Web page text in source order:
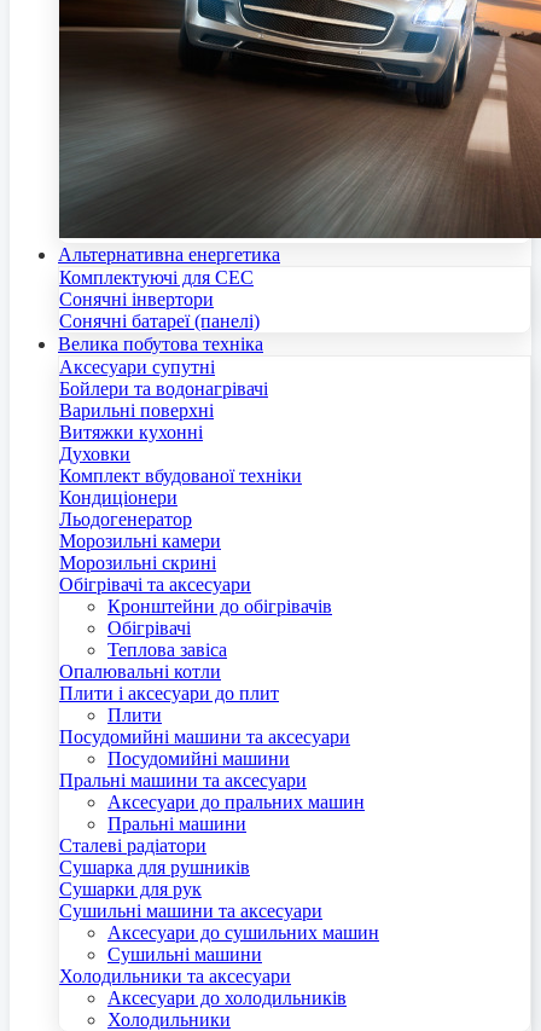
Альтернативна енергетика
Комплектуючі для СЕС
Сонячні інвертори
Сонячні батареї (панелі)
Велика побутова техніка
Аксесуари супутні
Бойлери та водонагрівачі
Варильні поверхні
Витяжки кухонні
Духовки
Комплект вбудованої техніки
Кондиціонери
Льодогенератор
Морозильні камери
Морозильні скрині
Обігрівачі та аксесуари
Кронштейни до обігрівачів
Обігрівачі
Теплова завіса
Опалювальні котли
Плити і аксесуари до плит
Плити
Посудомийні машини та аксесуари
Посудомийні машини
Пральні машини та аксесуари
Аксесуари до пральних машин
Пральні машини
Сталеві радіатори
Сушарка для рушників
Сушарки для рук
Сушильні машини та аксесуари
Аксесуари до сушильних машин
Сушильні машини
Холодильники та аксесуари
Аксесуари до холодильників
Холодильники